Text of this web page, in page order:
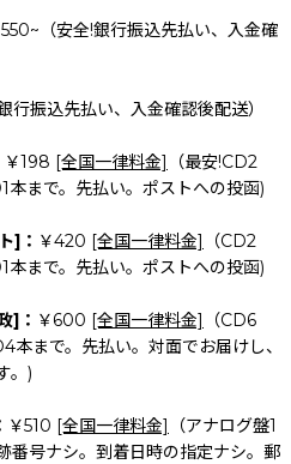
550~（安全!銀行振込先払い、入金確
行振込先払い、入金確認後配送）
￥198 [全国一律料金]
（最安!CD2
まで。先払い。ポストへの投函)
]： ￥420 [全国一律料金]
（CD2
まで。先払い。ポストへの投函)
]： ￥600 [全国一律料金]
（CD6
まで。先払い。対面でお届けし、
。)
￥510 [全国一律料金]
（アナログ盤1
番号ナシ。到着日時の指定ナシ。郵